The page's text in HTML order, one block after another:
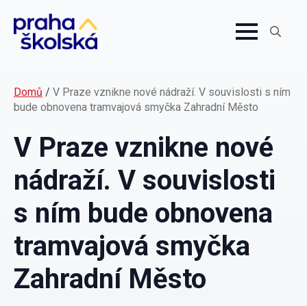
Domů / V Praze vznikne nové nádraží. V souvislosti s ním
bude obnovena tramvajová smyčka Zahradní Město
V Praze vznikne nové
nádraží. V souvislosti
s ním bude obnovena
tramvajová smyčka
Zahradní Město